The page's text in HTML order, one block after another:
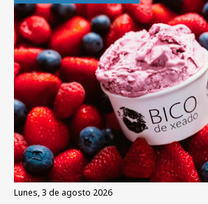
lunes, 3 de agosto 2026